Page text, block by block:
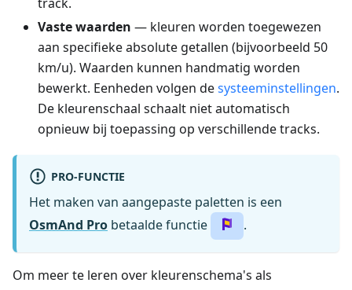
track.
Vaste waarden — kleuren worden toegewezen
aan specifieke absolute getallen (bijvoorbeeld 50
km/u). Waarden kunnen handmatig worden
bewerkt. Eenheden volgen desysteeminstellingen.
De kleurenschaal schaalt niet automatisch
opnieuw bij toepassing op verschillende tracks.
PRO-FUNCTIE
Het maken van aangepaste paletten is een
OsmAnd Pro betaalde functie .
Om meer te leren over kleurenschema's als